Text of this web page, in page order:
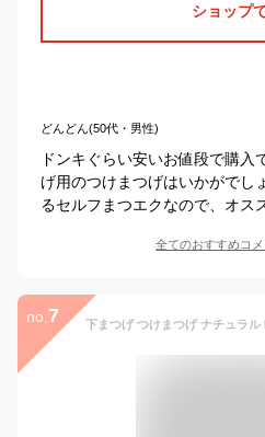
ショップ
どんどん(50代・男性)
ドンキぐらい安いお値段で購入
げ用のつけまつげはいかがでし
るセルフまつエクなので、オス
全てのおすすめコメ
no. 7